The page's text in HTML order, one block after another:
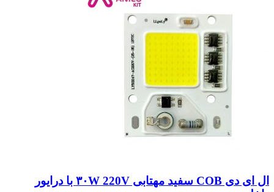
ال ای دی COB سفید مهتابی ۳۰W 220V با درایور